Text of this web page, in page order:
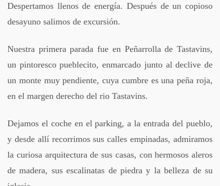
Despertamos llenos de energía. Después de un copioso
desayuno salimos de excursión.
Nuestra primera parada fue en Peñarrolla de Tastavins,
un pintoresco pueblecito, enmarcado junto al declive de
un monte muy pendiente, cuya cumbre es una peña roja,
en el margen derecho del rio Tastavins.
Dejamos el coche en el parking, a la entrada del pueblo,
y desde allí recorrimos sus calles empinadas, admiramos
la curiosa arquitectura de sus casas, con hermosos aleros
de madera, sus escalinatas de piedra y la belleza de su